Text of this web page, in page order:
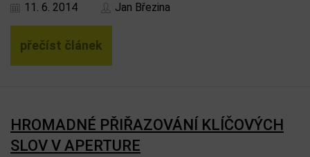
11. 6. 2014 Jan Březina
přečíst článek
HROMADNÉ PŘIŘAZOVÁNÍ KLÍČOVÝCH
SLOV V APERTURE